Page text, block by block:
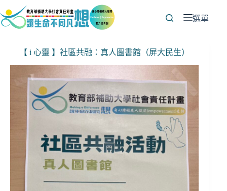
至
選單
【 i 心靈 】社區共融：真人圖書館（屏大民生）